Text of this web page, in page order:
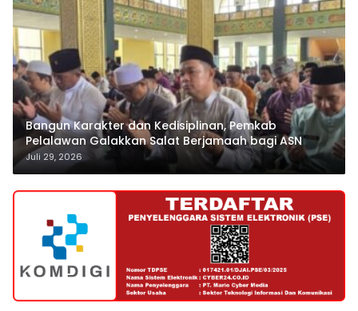
Bangun Karakter dan Kedisiplinan, Pemkab
Pelalawan Galakkan Salat Berjamaah bagi ASN
Juli 29, 2026